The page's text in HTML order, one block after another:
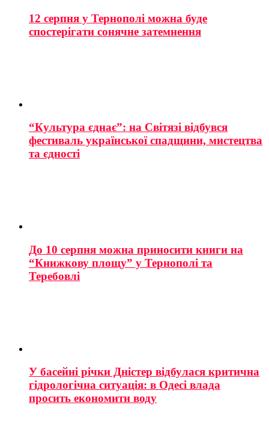
12 серпня у Тернополі можна буде
спостерігати сонячне затемнення
“Культура єднає”: на Світязі відбувся
фестиваль української спадщини, мистецтва
та єдності
До 10 серпня можна приносити книги на
“Книжкову площу” у Тернополі та
Теребовлі
У басейні річки Дністер відбулася критична
гідрологічна ситуація: в Одесі влада
просить економити воду